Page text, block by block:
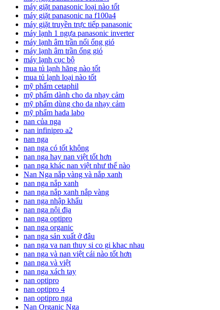
máy giặt panasonic loại nào tốt
máy giặt panasonic na f100a4
máy giặt truyền trực tiếp panasonic
máy lạnh 1 ngựa panasonic inverter
máy lạnh âm trần nối ống gió
máy lạnh âm trần ống gió
máy lạnh cục bộ
mua tủ lạnh hãng nào tốt
mua tủ lạnh loại nào tốt
mỹ phẩm cetaphil
mỹ phẩm dành cho da nhạy cảm
mỹ phẩm dùng cho da nhạy cảm
mỹ phẩm hada labo
nan của nga
nan infinipro a2
nan nga
nan nga có tốt không
nan nga hay nan việt tốt hơn
nan nga khác nan việt như thế nào
Nan Nga nắp vàng và nắp xanh
nan nga nắp xanh
nan nga nắp xanh nắp vàng
nan nga nhập khẩu
nan nga nội địa
nan nga optipro
nan nga organic
nan nga sản xuất ở đâu
nan nga va nan thuy si co gi khac nhau
nan nga và nan việt cái nào tốt hơn
nan nga và việt
nan nga xách tay
nan optipro
nan optipro 4
nan optipro nga
Nan Organic Nga